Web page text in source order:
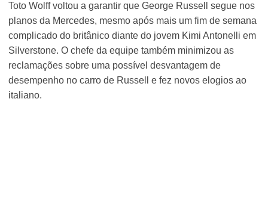
Toto Wolff voltou a garantir que George Russell segue nos
planos da Mercedes, mesmo após mais um fim de semana
complicado do britânico diante do jovem Kimi Antonelli em
Silverstone. O chefe da equipe também minimizou as
reclamações sobre uma possível desvantagem de
desempenho no carro de Russell e fez novos elogios ao
italiano.